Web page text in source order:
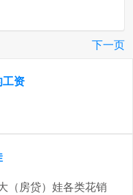
下一页
资
（房贷）娃各类花销